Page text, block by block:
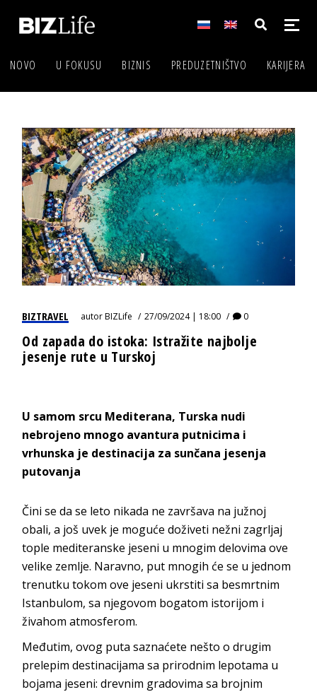
NOVO U FOKUSU BIZNIS PREDUZETNIŠTVO KARIJERA
BIZTRAVEL autorBIZLife 27/09/2024 | 18:00 0
Od zapada do istoka: Istražite najbolje
jesenje rute u Turskoj
U samom srcu Mediterana, Turska nudi
nebrojeno mnogo avantura putnicima i
vrhunska je destinacija za sunčana jesenja
putovanja
Čini se da se leto nikada ne završava na južnoj
obali, a još uvek je moguće doživeti nežni zagrljaj
tople mediteranske jeseni u mnogim delovima ove
velike zemlje. Naravno, put mnogih će se u jednom
trenutku tokom ove jeseni ukrstiti sa besmrtnim
Istanbulom, sa njegovom bogatom istorijom i
živahom atmosferom.
Međutim, ovog puta saznaćete nešto o drugim
prelepim destinacijama sa prirodnim lepotama u
bojama jeseni: drevnim gradovima sa brojnim